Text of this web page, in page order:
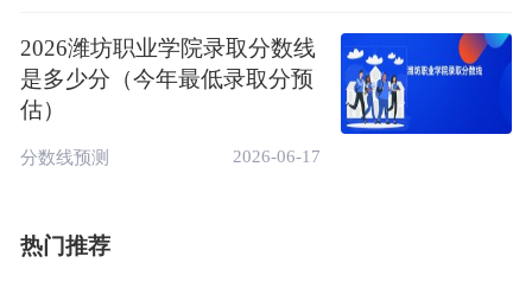
陕西（专科）
物理类 312 158271 200
四川（专科） 177978
天津（专科） 综合类 171
潍坊环境工程职业学院2025录取分数线是多
2026潍坊职业学院录取分数线
是多少分（今年最低录取分预
估）
分数线预测 2026-06-17
热门推荐